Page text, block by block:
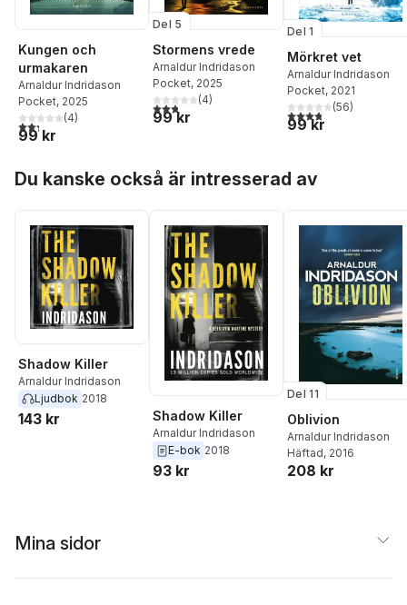
Kungen och
urmakaren
Arnaldur Indridason
Pocket, 2025
2,3utav 5 stjärnor. Totalt antal röster:
(4)
99 kr
Del 5
Stormens vrede
Arnaldur Indridason
Pocket, 2025
2,8utav 5 stjärnor. Totalt antal röster:
(4)
99 kr
Del 1
Mörkret vet
Arnaldur Indridason
Pocket, 2021
3,8utav 5 stjärnor.
(56)
99 kr
Du kanske också är intresserad av
Shadow Killer
Arnaldur Indridason
Ljudbok 2018
143 kr Shadow Killer
Arnaldur Indridason
E-bok 2018
93 kr
Del 11
Oblivion
Arnaldur Indridason
Häftad, 2016
208 kr
Mina sidor